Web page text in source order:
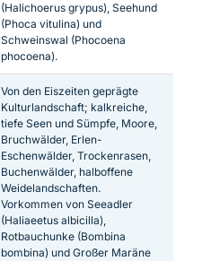
(Halichoerus grypus), Seehund
(Phoca vitulina) und
Schweinswal (Phocoena
phocoena).
Von den Eiszeiten geprägte
Kulturlandschaft; kalkreiche,
tiefe Seen und Sümpfe, Moore,
Bruchwälder, Erlen-
Eschenwälder, Trockenrasen,
Buchenwälder, halboffene
Weidelandschaften.
Vorkommen von Seeadler
(Haliaeetus albicilla),
Rotbauchunke (Bombina
bombina) und Großer Maräne